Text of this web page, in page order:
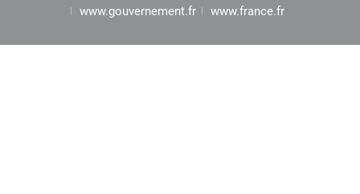
www.gouvernement.fr
www.france.fr